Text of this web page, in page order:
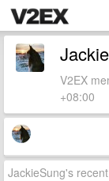
V2EX
+08:00
JackieSung's